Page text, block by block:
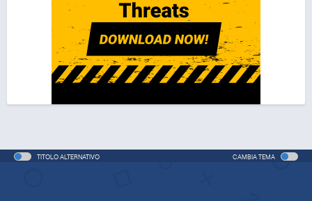
TITOLO ALTERNATIVO CAMBIA TEMA